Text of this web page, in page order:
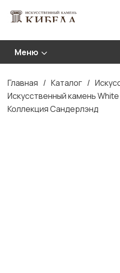
Меню
Строка
навигации
Главная Каталог
Искусственный камень White
Коллекция Сандерлэнд